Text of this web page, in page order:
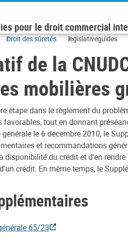
pour le droit commercial
Droit des sûretés legislativeguides
de la
mobilières
étape dans le règlement du
tout en donnant
générale le 6 décembre 2010, le
et recommandations
disponibilité du crédit et d'en
crédit. En même temps, le
65/23